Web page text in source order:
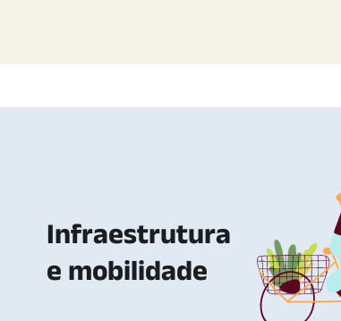
Infraestrutura
e mobilidade